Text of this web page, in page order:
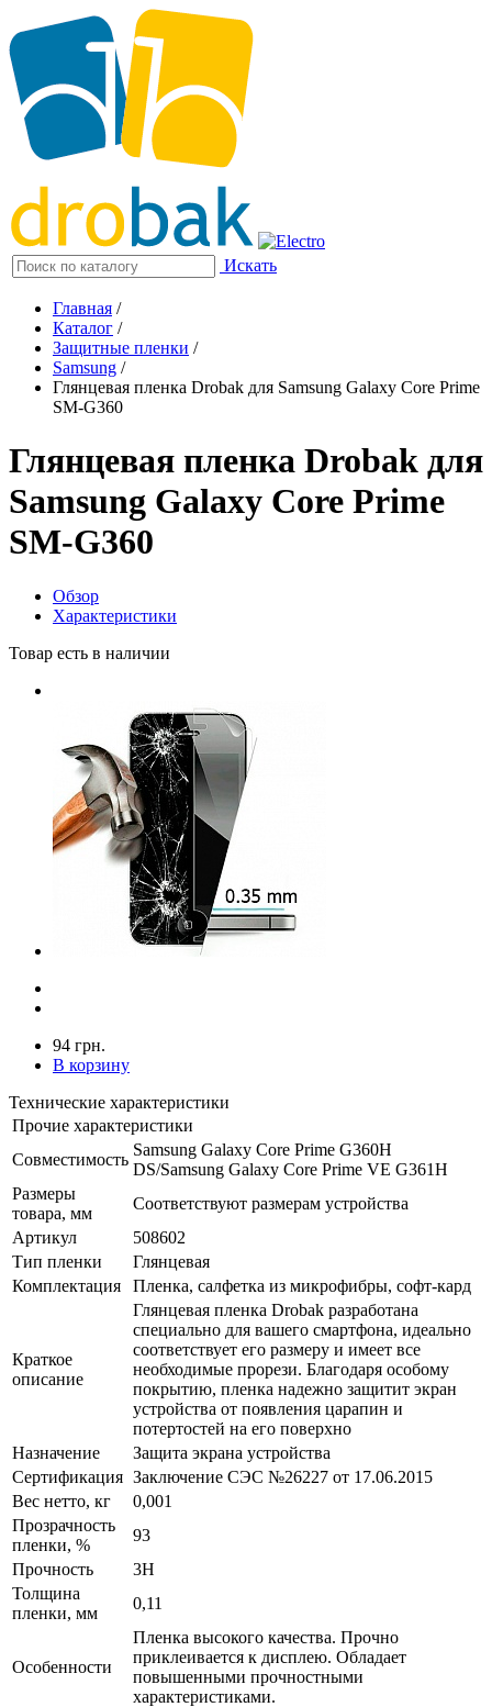
Искать
Главная /
Каталог /
Защитные пленки /
Samsung /
Глянцевая пленка Drobak для Samsung Galaxy Core Prime
SM-G360
Глянцевая пленка Drobak для
Samsung Galaxy Core Prime
SM-G360
Обзор
Характеристики
Товар есть в наличии
94 грн.
В корзину
Технические характеристики
Прочие характеристики
Совместимость
Samsung Galaxy Core Prime G360H
DS/Samsung Galaxy Core Prime VE G361H
Размеры
товара, мм
Соответствуют размерам устройства
Артикул
508602
Тип пленки
Глянцевая
Комплектация
Пленка, салфетка из микрофибры, софт-кард
Краткое
описание
Глянцевая пленка Drobak разработана
специально для вашего смартфона, идеально
соответствует его размеру и имеет все
необходимые прорези. Благодаря особому
покрытию, пленка надежно защитит экран
устройства от появления царапин и
потертостей на его поверхно
Назначение
Защита экрана устройства
Сертификация Заключение СЭС №26227 от 17.06.2015
Вес нетто, кг
0,001
Прозрачность
пленки, %
93
Прочность
3H
Толщина
пленки, мм
0,11
Особенности
Пленка высокого качества. Прочно
приклеивается к дисплею. Обладает
повышенными прочностными
характеристиками.